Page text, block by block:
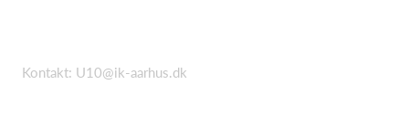
Kontakt: U10@ik-aarhus.dk